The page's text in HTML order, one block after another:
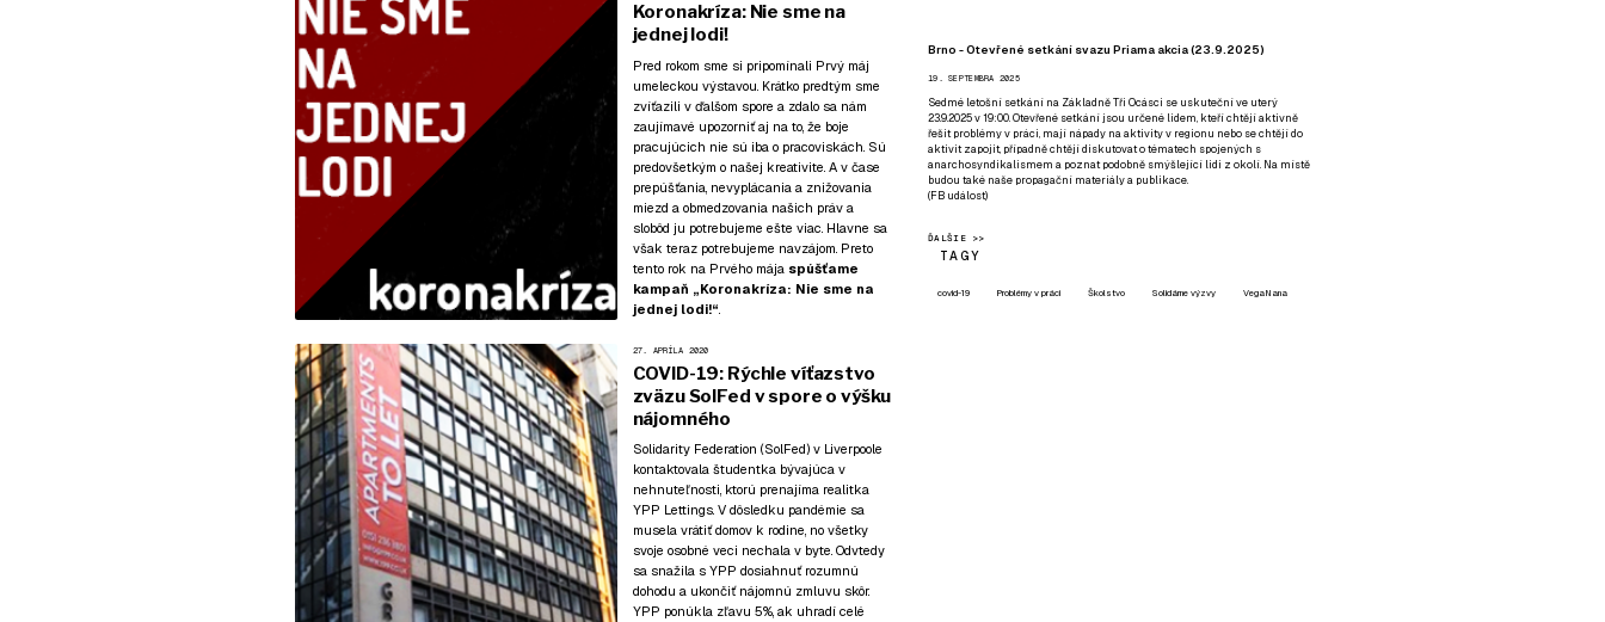
Koronakríza: Nie sme na
jednej lodi!
Pred rokom sme si pripomínali Prvý máj
umeleckou výstavou . Krátko predtým sme
zvíťazili v ďalšom spore a zdalo sa nám
zaujímavé upozorniť aj na to, že boje
pracujúcich nie sú iba o pracoviskách. Sú
predovšetkým o našej kreativite. A v čase
prepúšťania, nevyplácania a znižovania
miezd a obmedzovania našich práv a
slobôd ju potrebujeme ešte viac. Hlavne sa
však teraz potrebujeme navzájom. Preto
tento rok na Prvého mája spúšťame
kampaň „Koronakríza: Nie sme na
jednej lodi!“
27. APRÍLA 2020
COVID-19: Rýchle víťazstvo
zväzu SolFed v spore o výšku
nájomného
Solidarity Federation (SolFed) v Liverpoole
kontaktovala študentka bývajúca v
nehnuteľnosti, ktorú prenajíma realitka
YPP Lettings. V dôsledku pandémie sa
musela vrátiť domov k rodine, no všetky
svoje osobné veci nechala v byte. Odvtedy
sa snažila s YPP dosiahnuť rozumnú
dohodu a ukončiť nájomnú zmluvu skôr.
YPP ponúkla zľavu 5%, ak uhradí celé
Brno - Otevřené setkání svazu Priama akcia (23.9.2025)
19. SEPTEMBRA 2025
Sedmé letošní setkání na Základně Tři Ocásci se uskuteční ve uterý
23.9.2025 v 19:00. Otevřené setkání jsou určené lidem, kteří chtějí aktivně
řešit problémy v práci, mají nápady na aktivity v regionu nebo se chtějí do
aktivit zapojit, případně chtějí diskutovat o tématech spojených s
anarchosyndikalismem a poznat podobně smýšlející lidi z okolí. Na místě
budou také naše propagační materiály a publikace.
(FB událost)
ĎALŠIE >>
TAGY
covid-19 Problémy v práci Školstvo Solidárne výzvy VegaNana